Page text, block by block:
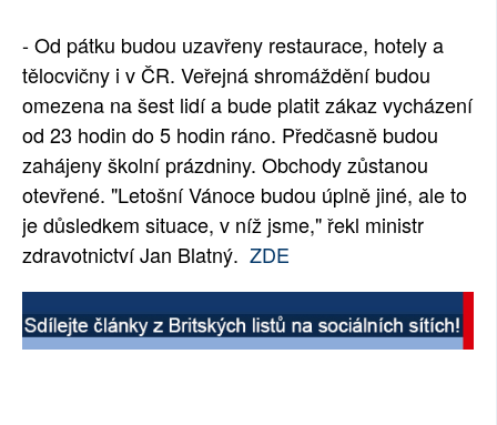
- Od pátku budou uzavřeny restaurace, hotely a
tělocvičny i v ČR. Veřejná shromáždění budou
omezena na šest lidí a bude platit zákaz vycházení
od 23 hodin do 5 hodin ráno. Předčasně budou
zahájeny školní prázdniny. Obchody zůstanou
otevřené. "Letošní Vánoce budou úplně jiné, ale to
je důsledkem situace, v níž jsme," řekl ministr
zdravotnictví Jan Blatný. ZDE